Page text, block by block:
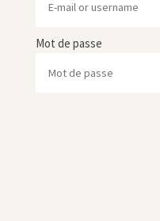
Mot de passe